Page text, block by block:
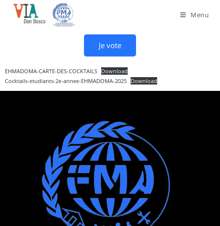
Menu
Je vote
EHMADOMA-CARTE-DES-COCKTAILS Download
Cocktails-etudiants-2e-annee-EHMADOMA-2025 Download